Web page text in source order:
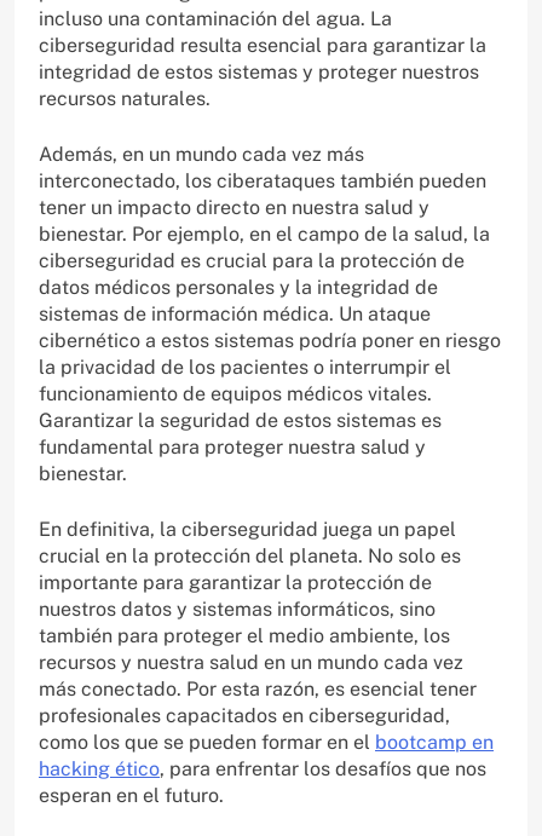
incluso una contaminación del agua. La
ciberseguridad resulta esencial para garantizar la
integridad de estos sistemas y proteger nuestros
recursos naturales.
Además, en un mundo cada vez más
interconectado, los ciberataques también pueden
tener un impacto directo en nuestra salud y
bienestar. Por ejemplo, en el campo de la salud, la
ciberseguridad es crucial para la protección de
datos médicos personales y la integridad de
sistemas de información médica. Un ataque
cibernético a estos sistemas podría poner en riesgo
la privacidad de los pacientes o interrumpir el
funcionamiento de equipos médicos vitales.
Garantizar la seguridad de estos sistemas es
fundamental para proteger nuestra salud y
bienestar.
En definitiva, la ciberseguridad juega un papel
crucial en la protección del planeta. No solo es
importante para garantizar la protección de
nuestros datos y sistemas informáticos, sino
también para proteger el medio ambiente, los
recursos y nuestra salud en un mundo cada vez
más conectado. Por esta razón, es esencial tener
profesionales capacitados en ciberseguridad,
como los que se pueden formar en el bootcamp en
hacking ético, para enfrentar los desafíos que nos
esperan en el futuro.